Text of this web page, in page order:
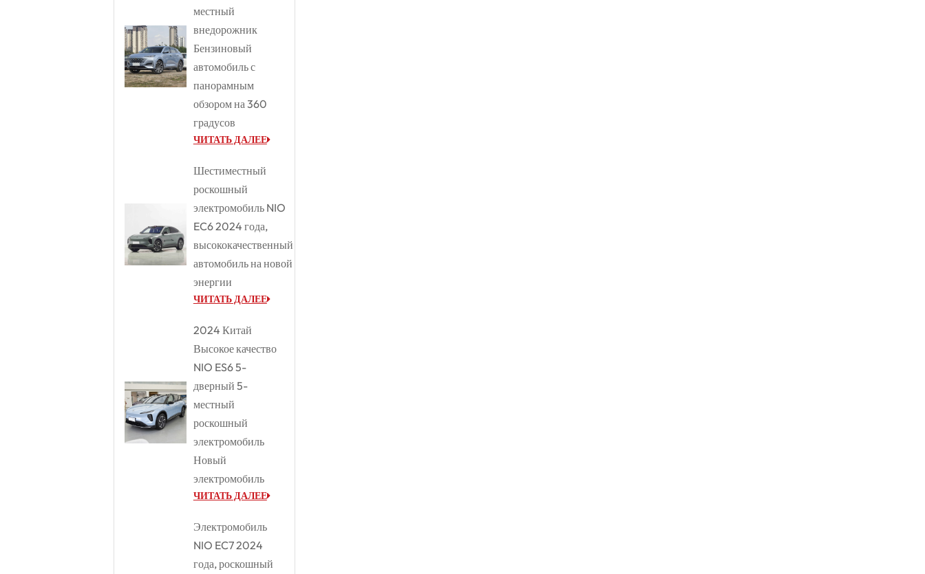
местный
внедорожник
Бензиновый
автомобиль с
панорамным
обзором на 360
градусов
ЧИТАТЬ ДАЛЕЕ
Шестиместный
роскошный
электромобиль NIO
EC6 2024 года,
высококачественный
автомобиль на новой
энергии
ЧИТАТЬ ДАЛЕЕ
2024 Китай
Высокое качество
NIO ES6 5-
дверный 5-
местный
роскошный
электромобиль
Новый
электромобиль
ЧИТАТЬ ДАЛЕЕ
Электромобиль
NIO EC7 2024
года, роскошный